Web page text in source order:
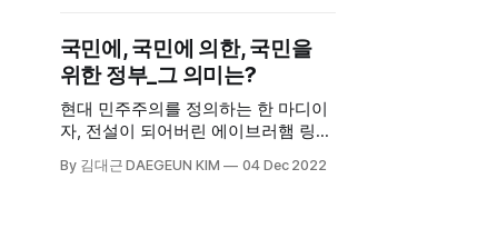
혁명이라 생각한다. 이 글은 당시를
기록하기 위해 계엄이 발생한 하루 이
틀 뒤에 썼던 글이다.
국민에, 국민에 의한, 국민을
위한 정부_그 의미는?
현대 민주주의를 정의하는 한 마디이
자, 전설이 되어버린 에이브러햄 링컨
에, 국민에 의한, 국민을 위한 정부', 이
By 김대근 DAEGEUN KIM 04 Dec 2022